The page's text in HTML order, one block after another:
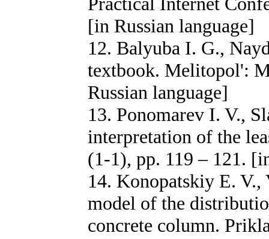
[in Russian language]
12. Balyuba I. G.,
textbook. Melitopol':
Russian language]
13. Ponomarev I. V.,
interpretation of the
(1-1), pp. 119 – 121.
14. Konopatskiy E. V.,
model of the
concrete column.